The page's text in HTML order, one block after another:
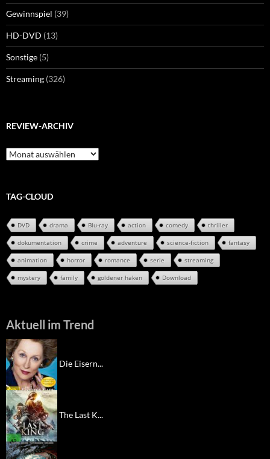
Gewinnspiel (39)
HD-DVD (13)
Sonstige (5)
Streaming (326)
REVIEW-ARCHIV
Review-
Archiv
TAG-CLOUD
DVD drama Blu-ray action comedy thriller
dokumentation crime adventure science-fiction fantasy
animation horror romance serie streaming
mystery family goldener haken Download
Aktuell im Trend
Die Eisern...
The Last K...